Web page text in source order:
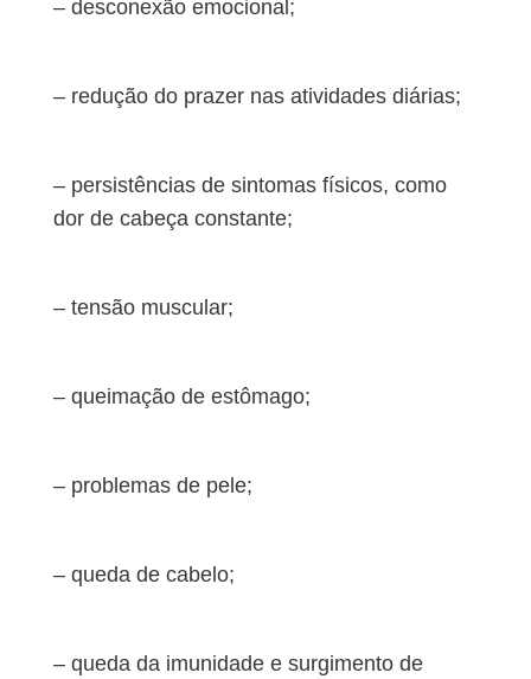
– desconexão emocional;
– redução do prazer nas atividades diárias;
– persistências de sintomas físicos, como
dor de cabeça constante;
– tensão muscular;
– queimação de estômago;
– problemas de pele;
– queda de cabelo;
– queda da imunidade e surgimento de